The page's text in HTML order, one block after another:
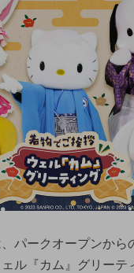
パークオープンから
ル『カム』グリーテ